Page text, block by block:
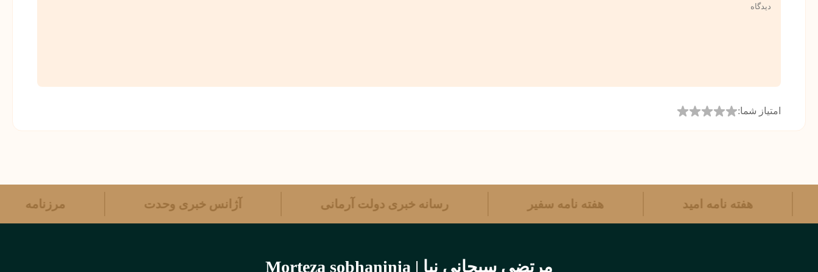
امتیاز شما:
مرزنامه آژانس خبری وحدت رسانه خبری دولت آرمانی هفته نامه سفیر هفته نامه امید
مرتضی سبحانی نیا | Morteza sobhaninia